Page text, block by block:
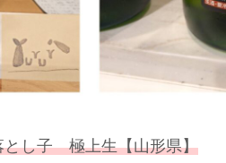
し子 極上生【山形県】